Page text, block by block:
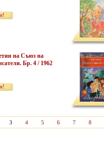
на Съюз на
Бр. 4 / 1962
3 4 5 6 7 8